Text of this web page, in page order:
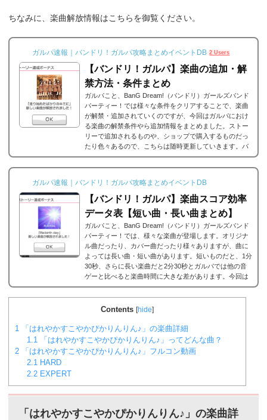
ちなみに、楽曲解放情報はこちらを御覧ください。
ガルパ速報｜バンドリ！ガルパ攻略まとめイベントDB 2 Users
【バンドリ！ガルパ】楽曲の追加・解
禁方法・条件まとめ
ガルパこと、BanG Dream!（バンドリ）ガールズバンド
パーティー！では様々な条件をクリアすることで、楽曲
が解禁・追加されていくのですが、今回はガルパにおけ
る楽曲の解禁条件やら追加情報をまとめました。ストー
リーで追加されるものや、ショップで購入するものだっ
たり色々あるので、こちらは随時更新していきます。バ
ンドリ/ガルパの楽曲の追加・解禁方法一覧それでは、バ
ンドリ/ガルパに於ける楽曲の追加・解禁方法一覧です。
り、いろいろな条件があると思うのですが、それぞれ...
ガルパ速報｜バンドリ！ガルパ攻略まとめイベントDB
【バンドリ！ガルパ】楽曲スコア効率
データ表【短い曲・長い曲まとめ】
ガルパこと、BanG Dream!（バンドリ）ガールズバンド
パーティー！では、様々な楽曲が登場します。オリジナ
ル曲だったり、カバー曲だったり様々ありますが、曲に
よっては長い曲・短い曲があります。短いものだと、1分
30秒、さらに長い楽曲だと2分30秒とガルパでは他の音
ゲーと比べると楽曲時間に大きな差があります。今回は
ガルパに登場する楽曲の長い曲、短い曲のまとめや、イ
ベント周回におすすめの楽曲などをまとめました。楽曲
別スコア効率表(協力ライブ) ↓別タブで見る場合はこち
Contents [hide]
1 「はれやかすこやかぴかりんりん♪」の楽曲詳細
1.1 「はれやかすこやかぴかりんりん♪」ってどんな曲？
2 「はれやかすこやかぴかりんりん♪」フルコン動画
2.1 HARD
2.2 EXPERT
「はれやかすこやかぴかりんりん♪」の楽曲詳